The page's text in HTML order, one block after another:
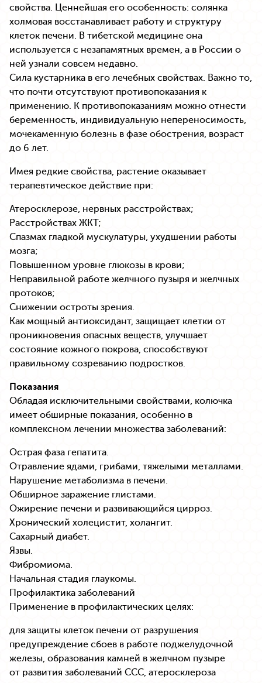
свойства. Ценнейшая его особенность: солянка
холмовая восстанавливает работу и структуру
клеток печени. В тибетской медицине она
используется с незапамятных времен, а в России о
ней узнали совсем недавно.
Сила кустарника в его лечебных свойствах. Важно то,
что почти отсутствуют противопоказания к
применению. К противопоказаниям можно отнести
беременность, индивидуальную непереносимость,
мочекаменную болезнь в фазе обострения, возраст
до 6 лет.
Имея редкие свойства, растение оказывает
терапевтическое действие при:
Атеросклерозе, нервных расстройствах;
Расстройствах ЖКТ;
Спазмах гладкой мускулатуры, ухудшении работы
мозга;
Повышенном уровне глюкозы в крови;
Неправильной работе желчного пузыря и желчных
протоков;
Снижении остроты зрения.
Как мощный антиоксидант, защищает клетки от
проникновения опасных веществ, улучшает
состояние кожного покрова, способствуют
правильному созреванию подростков.
Показания
Обладая исключительными свойствами, колючка
имеет обширные показания, особенно в
комплексном лечении множества заболеваний:
Острая фаза гепатита.
Отравление ядами, грибами, тяжелыми металлами.
Нарушение метаболизма в печени.
Обширное заражение глистами.
Ожирение печени и развивающийся цирроз.
Хронический холецистит, холангит.
Сахарный диабет.
Язвы.
Фибромиома.
Начальная стадия глаукомы.
Профилактика заболеваний
Применение в профилактических целях:
для защиты клеток печени от разрушения
предупреждение сбоев в работе поджелудочной
железы, образования камней в желчном пузыре
от развития заболеваний ССС, атеросклероза